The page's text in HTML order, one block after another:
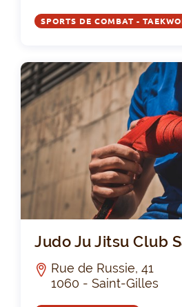
SPORTS DE COMBAT -
Judo Ju Jitsu Club
Rue de Russie, 41
1060 - Saint-Gilles